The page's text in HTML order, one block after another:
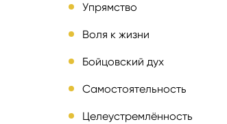
Упрямство
Воля к жизни
Бойцовский дух
Самостоятельность
Целеустремлённость